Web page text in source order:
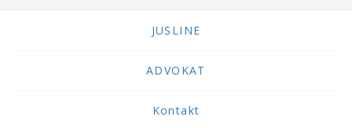
JUSLINE
ADVOKAT
Kontakt